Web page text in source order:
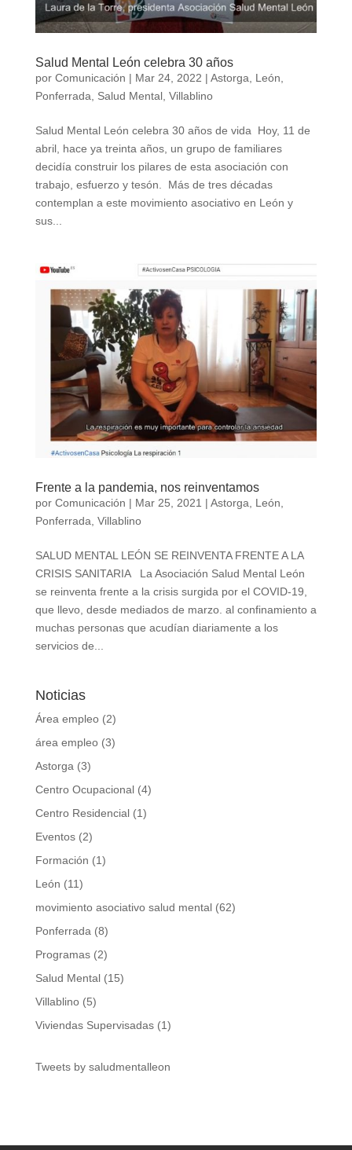
Salud Mental León celebra 30 años
por Comunicación | Mar 24, 2022 | Astorga León
Ponferrada
Salud Mental, Villablino
Salud Mental León celebra 30 años de vida Hoy, 11 de
abril, hace ya treinta años, un grupo de familiares
decidía construir los pilares de esta asociación con
trabajo, esfuerzo y tesón. Más de tres décadas
contemplan a este movimiento asociativo en León y
sus...
Frente a la pandemia, nos reinventamos
por Comunicación | Mar 25, 2021 | Astorga, León,
Ponferrada, Villablino
SALUD MENTAL LEÓN SE REINVENTA FRENTE A LA
CRISIS SANITARIA La Asociación Salud Mental León
se reinventa frente a la crisis surgida por el COVID-19,
que llevo, desde mediados de marzo. al confinamiento a
muchas personas que acudían diariamente a los
servicios de...
Noticias
Área empleo(2)
área empleo(3)
Astorga(3)
Centro Ocupacional(4)
Centro Residencial(1)
Eventos(2)
Formación (1)
León (11)
movimiento asociativo salud mental(62)
Ponferrada(8)
Programas(2)
Salud Mental(15)
Villablino(5)
Viviendas Supervisadas(1)
Tweets by saludmentalleon